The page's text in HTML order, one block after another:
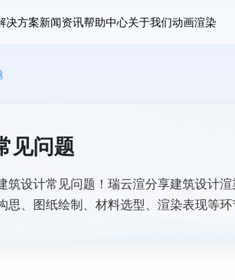
决方案新闻资讯帮助中心关于我们动画渲染
见问题
筑设计常见问题！瑞云渲分享建筑设计
思、图纸绘制、材料选型、渲染表现等环